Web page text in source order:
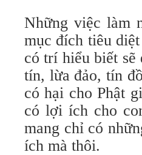
Những việc làm
mục đích tiêu
có trí hiểu biết sẽ
tín, lừa đảo, tín
có hại cho Phật
có lợi ích cho
mang chỉ có
ích mà thôi.